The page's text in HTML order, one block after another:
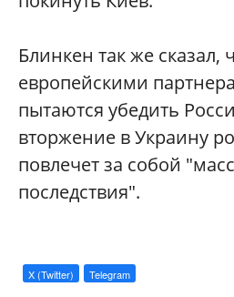
Блинкен так же сказал,
европейскими
пытаются убедить
вторжение в Украину
повлечет за собой
последствия".
X (Twitter) Telegram